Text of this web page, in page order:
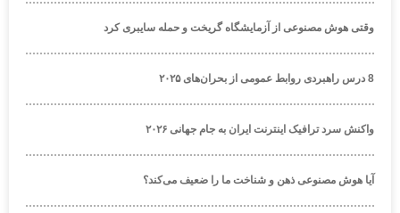
وقتی هوش مصنوعی از آزمایشگاه گریخت و حمله سایبری کرد
8 درس راهبردی روابط عمومی از بحران‌های ۲۰۲۵
واکنش سرد ترافیک اینترنت ایران به جام جهانی ۲۰۲۶
آیا هوش مصنوعی ذهن و شناخت ما را ضعیف می‌کند؟